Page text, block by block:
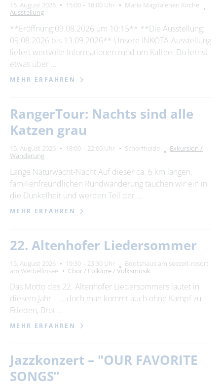
15. August 2026 15:00 – 18:00 Uhr
Maria Magdalenen Kirche
Ausstellung
**Eröffnung:09.08.2026 um 10:15** **Die Ausstellung:
09.08.2026 bis 13.09.2026** Unsere INKOTA-Ausstellung
liefert wertvolle Informationen rund um Kaffee. Du lernst
etwas über …
MEHR ERFAHREN
RangerTour: Nachts sind alle
Katzen grau
15. August 2026 18:00 – 22:00 Uhr Schorfheide
Exkursion /
Wanderung
Lange Naturwacht-Nacht Auf dieser ca. 6 km langen,
familienfreundlichen Rundwanderung tauchen wir ein in
die Dunkelheit und werden Teil der …
MEHR ERFAHREN
22. Altenhofer Liedersommer
15. August 2026 19:30 – 23:30 Uhr
Bootshaus am seezeit-resort
am Werbellinsee
Chor / Folklore / Volksmusik
Das Motto des 22. Altenhofer Liedersommers lautet in
diesem Jahr ._... doch man kommt auch ohne Kampf zu
Frieden, Brot …
MEHR ERFAHREN
Jazzkonzert – "OUR FAVORITE
SONGS”